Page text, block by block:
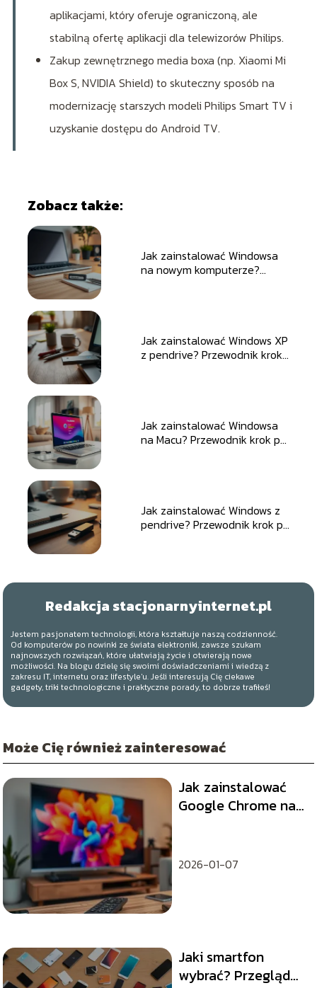
aplikacjami, który oferuje ograniczoną, ale
stabilną ofertę aplikacji dla telewizorów Philips.
Zakup zewnętrznego media boxa (np. Xiaomi Mi
Box S, NVIDIA Shield) to skuteczny sposób na
modernizację starszych modeli Philips Smart TV i
uzyskanie dostępu do Android TV.
Zobacz także:
Jak zainstalować Windowsa
na nowym komputerze?
Jak zainstalować Windows XP
z pendrive? Przewodnik krok
Jak zainstalować Windowsa
na Macu? Przewodnik krok po
Jak zainstalować Windows z
pendrive? Przewodnik krok po
Redakcja stacjonarnyinternet.pl
Jestem pasjonatem technologii, która kształtuje naszą codzienność.
Od komputerów po nowinki ze świata elektroniki, zawsze szukam
najnowszych rozwiązań, które ułatwiają życie i otwierają nowe
możliwości. Na blogu dzielę się swoimi doświadczeniami i wiedzą z
zakresu IT, internetu oraz lifestyle'u. Jeśli interesują Cię ciekawe
gadgety, triki technologiczne i praktyczne porady, to dobrze trafiłeś!
Może Cię również zainteresować
Jak zainstalować
Google Chrome na
2026-01-07
Jaki smartfon
wybrać? Przegląd